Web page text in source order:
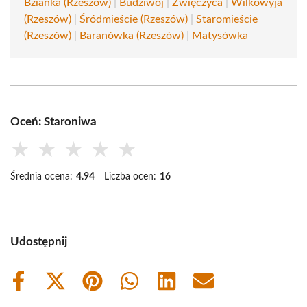
Bzianka (Rzeszów) Budziwój Zwięczyca
Wilkowyja
(Rzeszów)
Śródmieście (Rzeszów)
Staromieście
(Rzeszów)
Baranówka (Rzeszów) Matysówka
Oceń: Staroniwa
★ ★ ★ ★ ★
Średnia ocena: 4.94 Liczba ocen: 16
Udostępnij
Share
Share
Share
Share
Share
Share